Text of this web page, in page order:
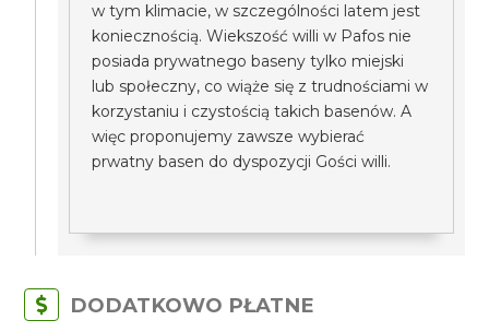
w tym klimacie, w szczególności latem jest
koniecznością. Wiekszość willi w Pafos nie
posiada prywatnego baseny tylko miejski
lub społeczny, co wiąże się z trudnościami w
korzystaniu i czystością takich basenów. A
więc proponujemy zawsze wybierać
prwatny basen do dyspozycji Gości willi.
DODATKOWO PŁATNE